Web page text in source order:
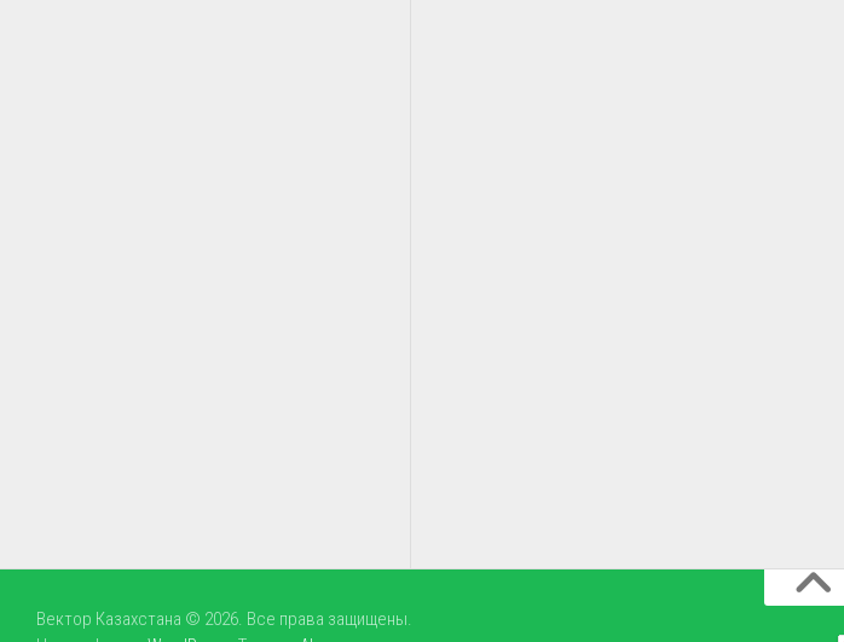
Вектор Казахстана © 2026. Все права защищены.